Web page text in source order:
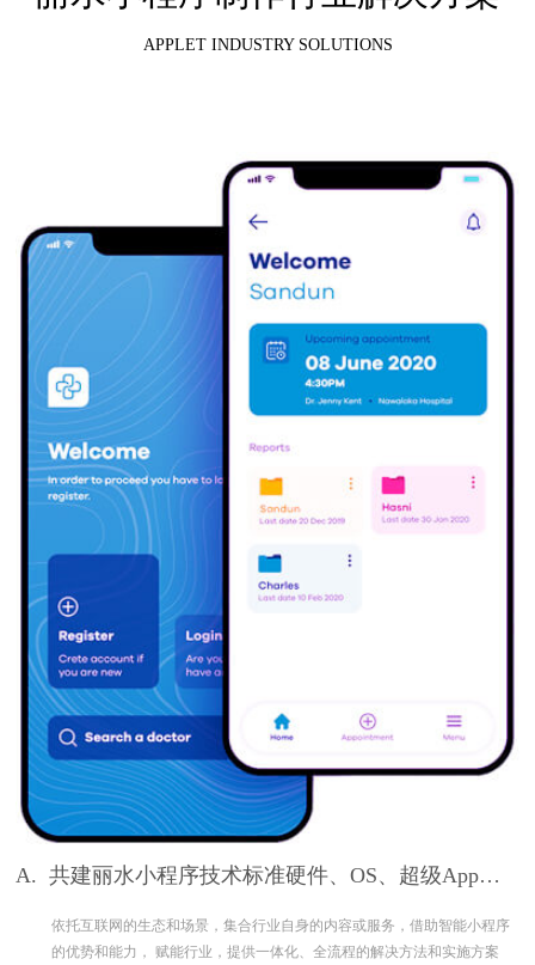
APPLET INDUSTRY SOLUTIONS
A. 共建丽水小程序技术标准硬件、OS、超级App构
依托互联网的生态和场景，集合行业自身的内容或服务，借助智能小程序
的优势和能力， 赋能行业，提供一体化、全流程的解决方法和实施方案